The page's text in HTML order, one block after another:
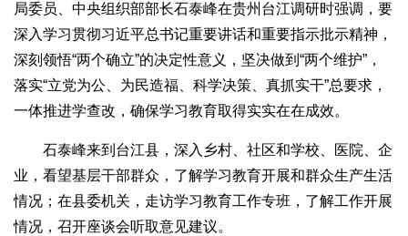
局委员、中央组织部部长石泰峰在贵州台江调研时强调，要
深入学习贯彻习近平总书记重要讲话和重要指示批示精神，
深刻领悟“两个确立”的决定性意义，坚决做到“两个维护”，
落实“立党为公、为民造福、科学决策、真抓实干”总要求，
一体推进学查改，确保学习教育取得实实在在成效。
石泰峰来到台江县，深入乡村、社区和学校、医院、企
业，看望基层干部群众，了解学习教育开展和群众生产生活
情况；在县委机关，走访学习教育工作专班，了解工作开展
情况，召开座谈会听取意见建议。